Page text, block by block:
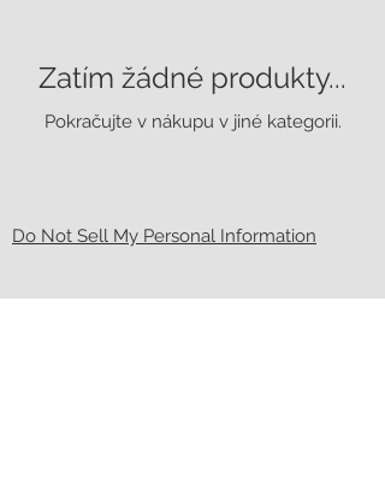
Zatím žádné produkty...
Pokračujte v nákupu v jiné kategorii.
Do Not Sell My Personal Information